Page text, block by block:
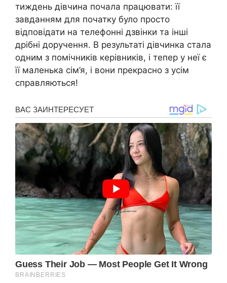
тиждень дівчина почала працювати: її
завданням для початку було просто
відповідати на телефонні дзвінки та інші
дрібні доручення. В результаті дівчинка стала
одним з помічників керівників, і тепер у неї є
її маленька сім’я, і вони прекрасно з усім
справляються!